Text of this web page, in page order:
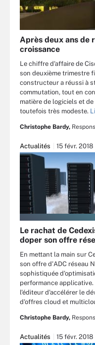
Après deux ans de
croissance
Le chiffre d'affaire de
son deuxième trimestre
constructeur a réussi à
commutation, tout en
matière de logiciels et
toutefois très modeste.
Christophe Bardy,
Actualités 15 févr. 2018
Le rachat de
doper son offre
En mettant la main sur
son offre d'ADC réseau
sophistiquée
performance
l'éditeur d'accélérer le
d'offres cloud et
Christophe Bardy,
Actualités 15 févr. 2018